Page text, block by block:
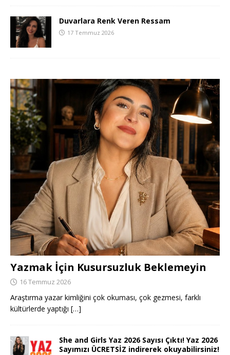
Duvarlara Renk Veren Ressam
17 Temmuz 2026
Yazmak İçin Kusursuzluk Beklemeyin
16 Temmuz 2026
Araştırma yazar kimliğini çok okuması, çok gezmesi, farklı
kültürlerde yaptığı […]
She and Girls Yaz 2026 Sayısı Çıktı! Yaz 2026
Sayımızı ÜCRETSİZ indirerek okuyabilirsiniz!